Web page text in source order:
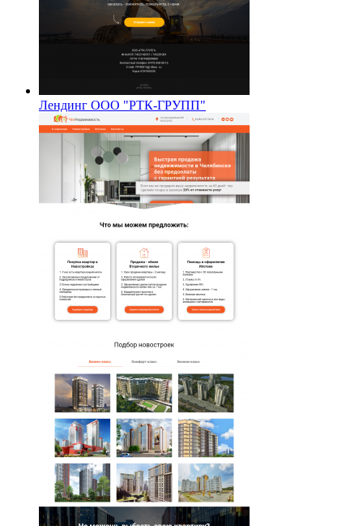
Лендинг ООО "РТК-ГРУПП"